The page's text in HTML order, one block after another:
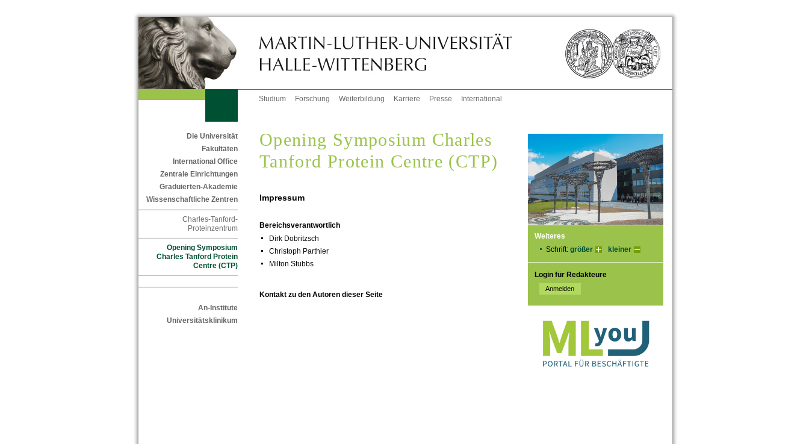
Studium Forschung Weiterbildung Karriere Presse International
Die Universität
Fakultäten
International Office
Zentrale Einrichtungen
Graduierten-Akademie
Wissenschaftliche Zentren
Charles-Tanford-
Proteinzentrum
Opening Symposium
Charles Tanford Protein
Centre (CTP)
An-Institute
Universitätsklinikum
Weiteres
Schrift: größer kleiner
Login für Redakteure
Opening Symposium Charles
Tanford Protein Centre (CTP)
Impressum
Bereichsverantwortlich
Dirk Dobritzsch
Christoph Parthier
Milton Stubbs
Kontakt zu den Autoren dieser Seite